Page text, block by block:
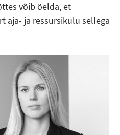
võib öelda, et
aja- ja ressursikulu sellega